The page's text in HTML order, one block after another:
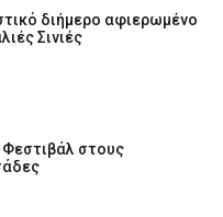
διήμερο αφιερωμένο
Σινιές
Φεστιβάλ στους